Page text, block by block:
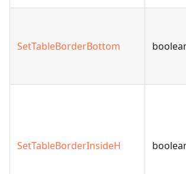
SetTableBorderBottom
SetTableBorderInsideH